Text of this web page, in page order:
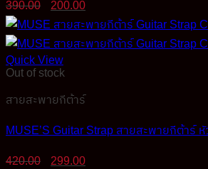
390.00
price
was:
390.00฿.
200.00
is:
200.00฿.
Quick View
Out of stock
สายสะพายกีต้าร์
MUSE’S Guitar Strap สายสะพายกีต้าร์
420.00
Original
299.00